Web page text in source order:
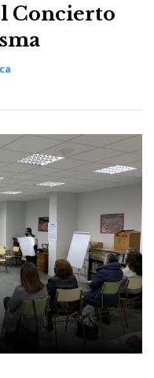
Concierto